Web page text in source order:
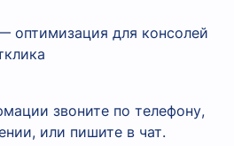
оптимизация для консолей
звоните по телефону,
или пишите в чат.